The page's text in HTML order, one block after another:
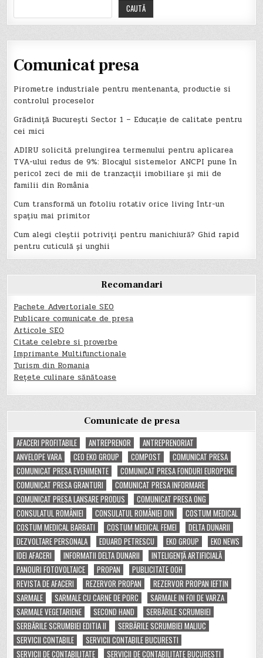
CAUTĂ
Comunicat presa
Pirometre industriale pentru mentenanta, productie si
controlul proceselor
Grădiniță București Sector 1 – Educație de calitate pentru
cei mici
ADIRU solicită prelungirea termenului pentru aplicarea
TVA-ului redus de 9%: Blocajul sistemelor ANCPI pune în
pericol zeci de mii de tranzacții imobiliare și mii de
familii din România
Cum transformă un fotoliu rotativ orice living într-un
spațiu mai primitor
Cum alegi cleștii potriviți pentru manichiură? Ghid rapid
pentru cuticulă și unghii
Recomandari
Pachete Advertoriale SEO
Publicare comunicate de presa
Articole SEO
Citate celebre si proverbe
Imprimante Multifunctionale
Turism din Romania
Rețete culinare sănătoase
Comunicate de presa
AFACERI PROFITABILE
ANTREPRENOR
ANTREPRENORIAT
ANVELOPE VARA
CEO EKO GROUP COMPOST
COMUNICAT PRESA
COMUNICAT PRESA EVENIMENTE
COMUNICAT PRESA FONDURI EUROPENE
COMUNICAT PRESA GRANTURI
COMUNICAT PRESA INFORMARE
COMUNICAT PRESA LANSARE PRODUS
COMUNICAT PRESA ONG
CONSULATUL ROMÂNIEI
CONSULATUL ROMÂNIEI DIN
COSTUM MEDICAL
COSTUM MEDICAL BARBATI
COSTUM MEDICAL FEMEI
DELTA DUNARII
DEZVOLTARE PERSONALA
EDUARD PETRESCU EKO GROUP
EKO NEWS
IDEI AFACERI
INFORMATII DELTA DUNARII
INTELIGENȚĂ ARTIFICIALĂ
PANOURI FOTOVOLTAICE
PROPAN
PUBLICITATE OOH
REVISTA DE AFACERI
REZERVOR PROPAN
REZERVOR PROPAN IEFTIN
SARMALE
SARMALE CU CARNE DE PORC
SARMALE IN FOI DE VARZA
SARMALE VEGETARIENE
SECOND HAND
SERBĂRILE SCRUMBIEI
SERBĂRILE SCRUMBIEI EDITIA II
SERBĂRILE SCRUMBIEI MALIUC
SERVICII CONTABILE
SERVICII CONTABILE BUCURESTI
SERVICII DE CONTABILITATE
SERVICII DE CONTABILITATE BUCURESTI